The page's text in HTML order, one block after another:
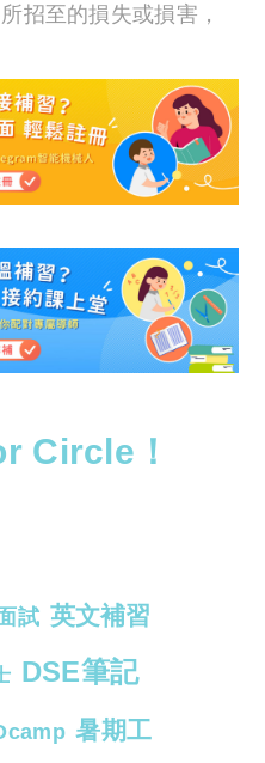
招至的損失或損害，
Circle！
試 英文補習
DSE筆記
暑期工